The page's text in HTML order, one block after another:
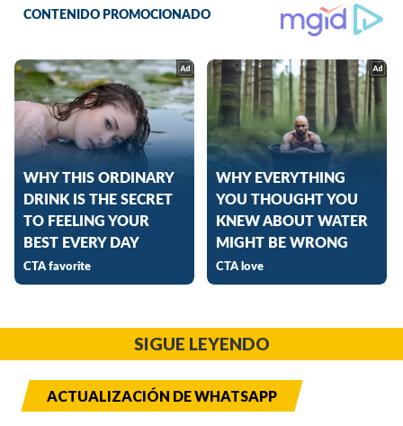
SIGUE LEYENDO
ACTUALIZACIÓN DE WHATSAPP